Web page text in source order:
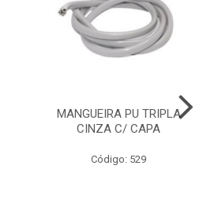
MANGUEIRA PU TRIPLA
CINZA C/ CAPA
Código: 529